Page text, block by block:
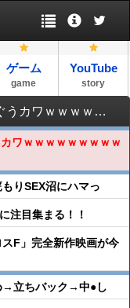
ゲーム
game
YouTube
story
【衝撃画像】この19歳ギャルママ、ぐうカワｗｗｗｗｗｗｗｗｗｗｗ
ワｗｗｗｗｗｗｗｗｗ
りSEX沼にハマっ
注目集まる！！
F」完全新作映画が今
→立ちバック→中●︎し